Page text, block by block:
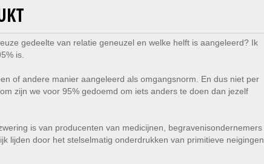
gedeelte van relatie geneuzel en welke helft is aangeleerd? Ik
is.
of andere manier aangeleerd als omgangsnorm. En dus niet per
zijn we voor 95% gedoemd om iets anders te doen dan jezelf
is van producenten van medicijnen, begravenisondernemers
lijden door het stelselmatig onderdrukken van primitieve neigingen.